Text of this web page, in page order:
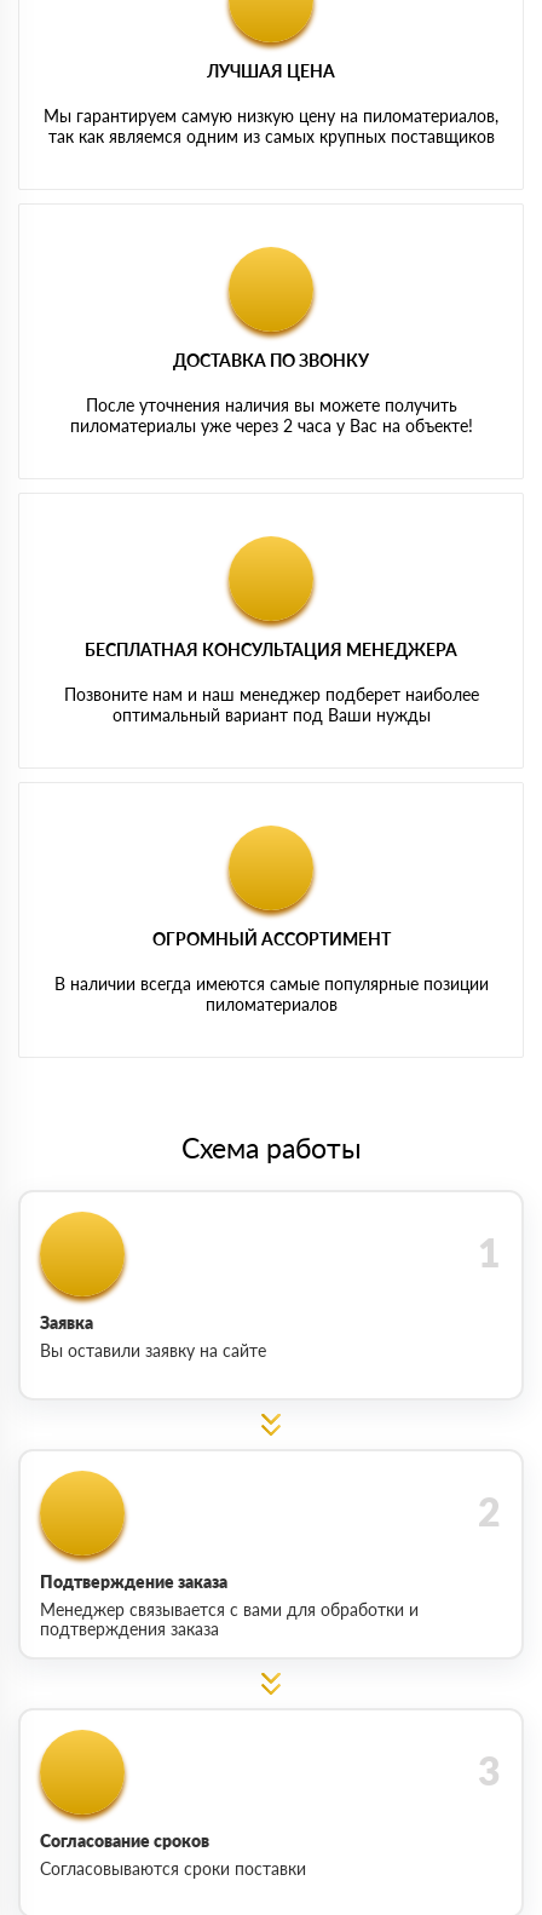
ЛУЧШАЯ ЦЕНА
Мы гарантируем самую низкую цену на пиломатериалов,
так как являемся одним из самых крупных поставщиков
ДОСТАВКА ПО ЗВОНКУ
После уточнения наличия вы можете получить
пиломатериалы уже через 2 часа у Вас на объекте!
БЕСПЛАТНАЯ КОНСУЛЬТАЦИЯ МЕНЕДЖЕРА
Позвоните нам и наш менеджер подберет наиболее
оптимальный вариант под Ваши нужды
ОГРОМНЫЙ АССОРТИМЕНТ
В наличии всегда имеются самые популярные позиции
пиломатериалов
Схема работы
Заявка
Вы оставили заявку на сайте
Подтверждение заказа
Менеджер связывается с вами для обработки и
подтверждения заказа
Согласование сроков
Согласовываются сроки поставки